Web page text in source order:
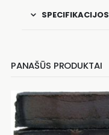
SPECIFIKACIJOS
PANAŠŪS PRODUKTAI